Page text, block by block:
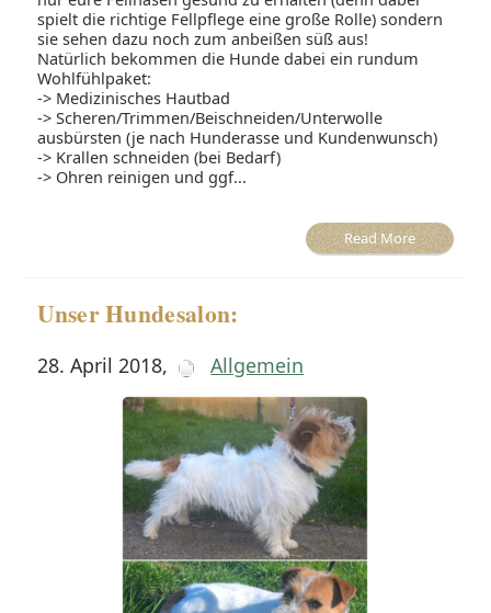
spielt die richtige Fellpflege eine große Rolle) sondern
sie sehen dazu noch zum anbeißen süß aus!
Natürlich bekommen die Hunde dabei ein rundum
Wohlfühlpaket:
-> Medizinisches Hautbad
-> Scheren/Trimmen/Beischneiden/Unterwolle
ausbürsten (je nach Hunderasse und Kundenwunsch)
-> Krallen schneiden (bei Bedarf)
-> Ohren reinigen und ggf...
Read More
Unser Hundesalon:
28. April 2018, Allgemein